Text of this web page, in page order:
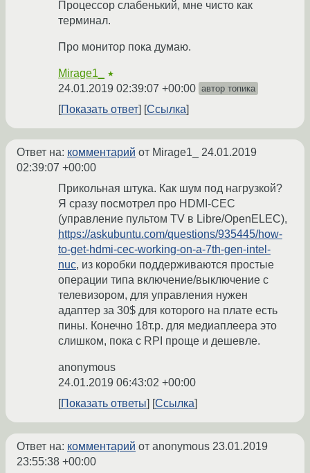
Процессор слабенький, мне чисто как
терминал.
Про монитор пока думаю.
Mirage1_ ★
24.01.2019 02:39:07 +00:00 автор топика
Показать ответ Ссылка
Ответ на: комментарий от Mirage1_ 24.01.2019
02:39:07 +00:00
Прикольная штука. Как шум под нагрузкой?
Я сразу посмотрел про HDMI-CEC
(управление пультом TV в Libre/OpenELEC),
https://askubuntu.com/questions/935445/how-
to-get-hdmi-cec-working-on-a-7th-gen-intel-
nuc, из коробки поддерживаются простые
операции типа включение/выключение с
телевизором, для управления нужен
адаптер за 30$ для которого на плате есть
пины. Конечно 18т.р. для медиаплеера это
слишком, пока с RPI проще и дешевле.
anonymous
24.01.2019 06:43:02 +00:00
Показать ответы
Ссылка
Ответ на: комментарий от anonymous 23.01.2019
23:55:38 +00:00